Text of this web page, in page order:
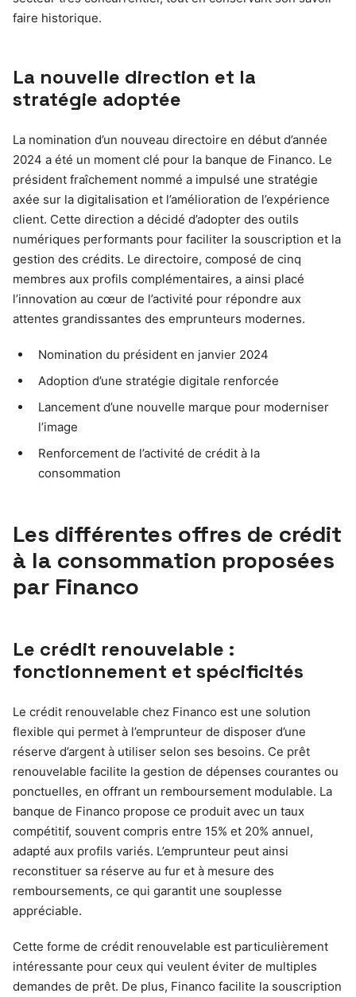
faire historique.
La nouvelle direction et la
stratégie adoptée
La nomination d’un nouveau directoire en début d’année
2024 a été un moment clé pour la banque de Financo. Le
président fraîchement nommé a impulsé une stratégie
axée sur la digitalisation et l’amélioration de l’expérience
client. Cette direction a décidé d’adopter des outils
numériques performants pour faciliter la souscription et la
gestion des crédits. Le directoire, composé de cinq
membres aux profils complémentaires, a ainsi placé
l’innovation au cœur de l’activité pour répondre aux
attentes grandissantes des emprunteurs modernes.
Nomination du président en janvier 2024
Adoption d’une stratégie digitale renforcée
Lancement d’une nouvelle marque pour moderniser
l’image
Renforcement de l’activité de crédit à la
consommation
Les différentes offres de crédit
à la consommation proposées
par Financo
Le crédit renouvelable :
fonctionnement et spécificités
Le crédit renouvelable chez Financo est une solution
flexible qui permet à l’emprunteur de disposer d’une
réserve d’argent à utiliser selon ses besoins. Ce prêt
renouvelable facilite la gestion de dépenses courantes ou
ponctuelles, en offrant un remboursement modulable. La
banque de Financo propose ce produit avec un taux
compétitif, souvent compris entre 15% et 20% annuel,
adapté aux profils variés. L’emprunteur peut ainsi
reconstituer sa réserve au fur et à mesure des
remboursements, ce qui garantit une souplesse
appréciable.
Cette forme de crédit renouvelable est particulièrement
intéressante pour ceux qui veulent éviter de multiples
demandes de prêt. De plus, Financo facilite la souscription